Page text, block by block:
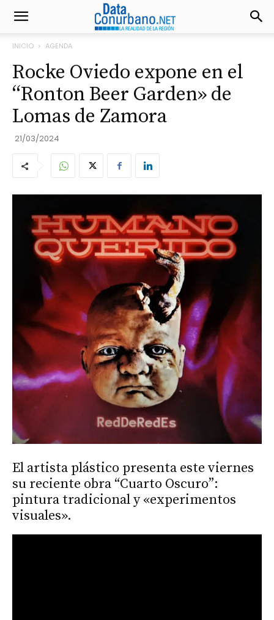
INICIO AGENDA
Rocke Oviedo expone en el
“Ronton Beer Garden» de
Lomas de Zamora
21/03/2024
El artista plástico presenta este viernes
su reciente obra “Cuarto Oscuro”:
pintura tradicional y «experimentos
visuales».